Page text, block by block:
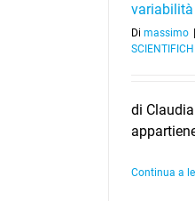
variabilità
Di massimo
di
Continua a